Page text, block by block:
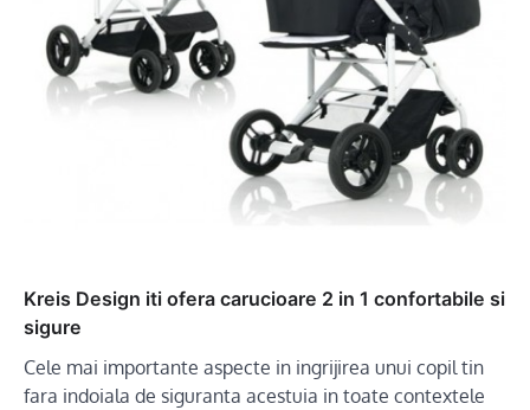
Kreis Design iti ofera carucioare 2 in 1 confortabile si
sigure
Cele mai importante aspecte in ingrijirea unui copil tin
fara indoiala de siguranta acestuia in toate contextele